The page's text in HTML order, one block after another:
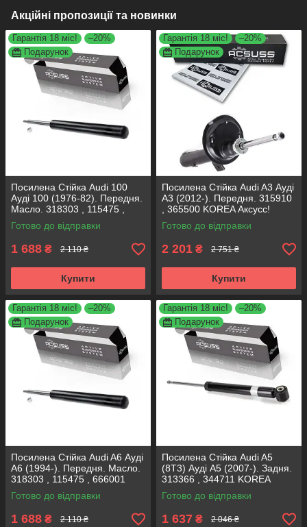
Акційні пропозиції та новинки
Гарантія 18 міс!
–20%
Подарунок
Посилена Стійка Audi 100
Ауді 100 (1976-82). Передня.
Масло. 318303 , 115475 ,
666001 KOREA Аксусс!
Готово до відправки
1 688 ₴ 2 110 ₴
Купити
Гарантія 18 міс!
–20%
Подарунок
Посилена Стійка Audi A3 Ауді
А3 (2012-). Передня. 315910
, 365500 KOREA Аксусс!
Готово до відправки
2 201 ₴ 2 751 ₴
Купити
Гарантія 18 міс!
–20%
Подарунок
Посилена Стійка Audi A6 Ауді
A6 (1994-). Передня. Масло.
318303 , 115475 , 666001
KOREA Аксусс!
Готово до відправки
1 688 ₴ 2 110 ₴
Гарантія 18 міс!
–20%
Подарунок
Посилена Стійка Audi A5
(8T3) Ауді А5 (2007-). Задня.
313366 , 344711 KOREA
Аксусс!
Готово до відправки
1 637 ₴ 2 046 ₴